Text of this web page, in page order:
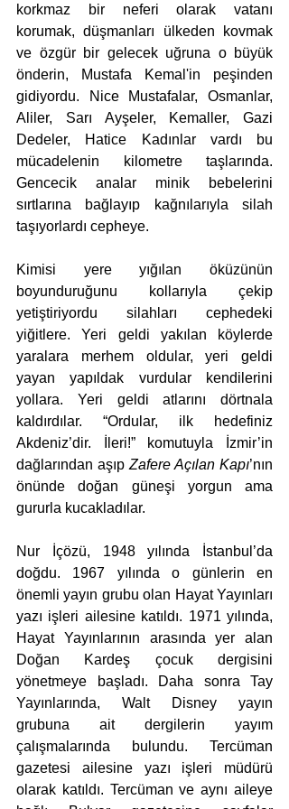
korkmaz bir neferi olarak vatanı
korumak, düşmanları ülkeden kovmak
ve özgür bir gelecek uğruna o büyük
önderin, Mustafa Kemal'in peşinden
gidiyordu. Nice Mustafalar, Osmanlar,
Aliler, Sarı Ayşeler, Kemaller, Gazi
Dedeler, Hatice Kadınlar vardı bu
mücadelenin kilometre taşlarında.
Gencecik analar minik bebelerini
sırtlarına bağlayıp kağnılarıyla silah
taşıyorlardı cepheye.
Kimisi yere yığılan öküzünün
boyunduruğunu kollarıyla çekip
yetiştiriyordu silahları cephedeki
yiğitlere. Yeri geldi yakılan köylerde
yaralara merhem oldular, yeri geldi
yayan yapıldak vurdular kendilerini
yollara. Yeri geldi atlarını dörtnala
kaldırdılar. “Ordular, ilk hedefiniz
Akdeniz’dir. İleri!” komutuyla İzmir’in
dağlarından aşıp Zafere Açılan Kapı’nın
önünde doğan güneşi yorgun ama
gururla kucakladılar.
Nur İçözü, 1948 yılında İstanbul’da
doğdu. 1967 yılında o günlerin en
önemli yayın grubu olan Hayat Yayınları
yazı işleri ailesine katıldı. 1971 yılında,
Hayat Yayınlarının arasında yer alan
Doğan Kardeş çocuk dergisini
yönetmeye başladı. Daha sonra Tay
Yayınlarında, Walt Disney yayın
grubuna ait dergilerin yayım
çalışmalarında bulundu. Tercüman
gazetesi ailesine yazı işleri müdürü
olarak katıldı. Tercüman ve aynı aileye